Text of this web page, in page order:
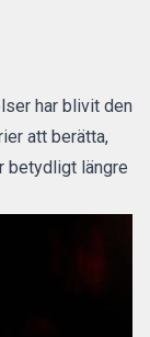
har blivit den
att berätta,
betydligt längre